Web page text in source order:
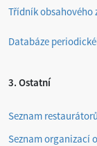
Třídník obsahového
Databáze
3. Ostatní
Seznam restaurátorů
Seznam organizací